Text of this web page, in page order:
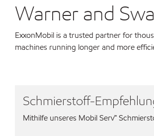
Warner and
ExxonMobil is a trusted partner for
machines running longer and more
Schmierstoff-
Mithilfe unseres Mobil Serv℠